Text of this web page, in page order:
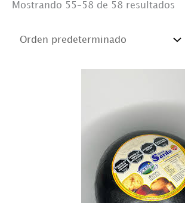
Mostrando 55–58 de 58 resultados